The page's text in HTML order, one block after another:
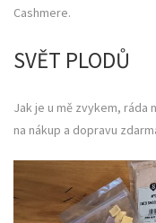
Cashmere.
SVĚT PLODŮ
Jak je u mě zvykem, ráda
na nákup a dopravu